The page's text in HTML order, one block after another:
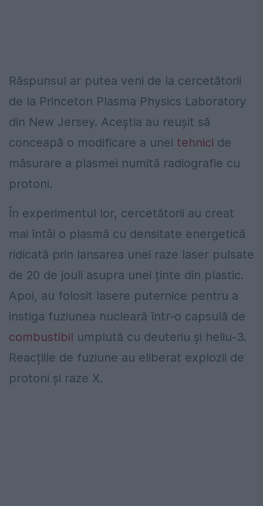
Răspunsul ar putea veni de la cercetătorii
de la Princeton Plasma Physics Laboratory
din New Jersey. Aceștia au reușit să
conceapă o modificare a unei tehnici de
măsurare a plasmei numită radiografie cu
protoni.
În experimentul lor, cercetătorii au creat
mai întâi o plasmă cu densitate energetică
ridicată prin lansarea unei raze laser pulsate
de 20 de jouli asupra unei ținte din plastic.
Apoi, au folosit lasere puternice pentru a
instiga fuziunea nucleară într-o capsulă de
combustibil umplută cu deuteriu și heliu-3.
Reacțiile de fuziune au eliberat explozii de
protoni și raze X.